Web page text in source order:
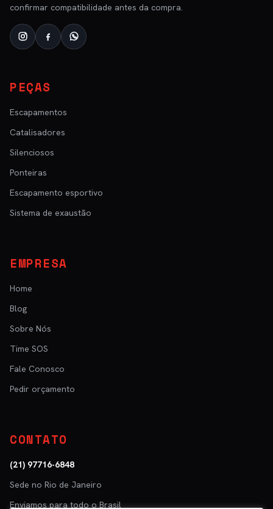
confirmar compatibilidade antes da compra.
PEÇAS
Escapamentos
Catalisadores
Silenciosos
Ponteiras
Escapamento esportivo
Sistema de exaustão
EMPRESA
Home
Blog
Sobre Nós
Time SOS
Fale Conosco
Pedir orçamento
CONTATO
(21) 97716-6848
Sede no Rio de Janeiro
Enviamos para todo o Brasil